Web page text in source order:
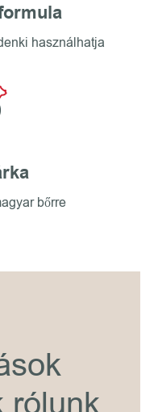
használhatja
bőrre